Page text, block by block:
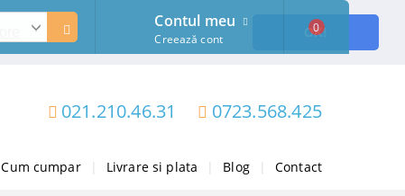
OK!
021.210.46.31 0723.568.425
Cum cumpar Livrare si plata Blog Contact
Contul meu
Creează cont
0